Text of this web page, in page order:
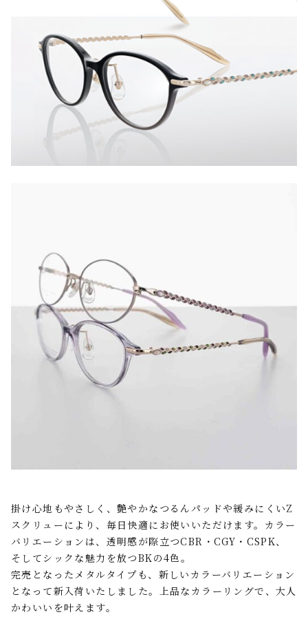
掛け心地もやさしく、艶やかなつるんパッドや緩みにくいZ
スクリューにより、毎日快適にお使いいただけます。カラー
バリエーションは、透明感が際立つCBR ・CGY ・ CSPK、
そしてシックな魅力を放つBKの4色。
完売となったメタルタイプも、新しいカラーバリエーション
となって新入荷いたしました。上品なカラーリングで、大人
かわいいを叶えます。